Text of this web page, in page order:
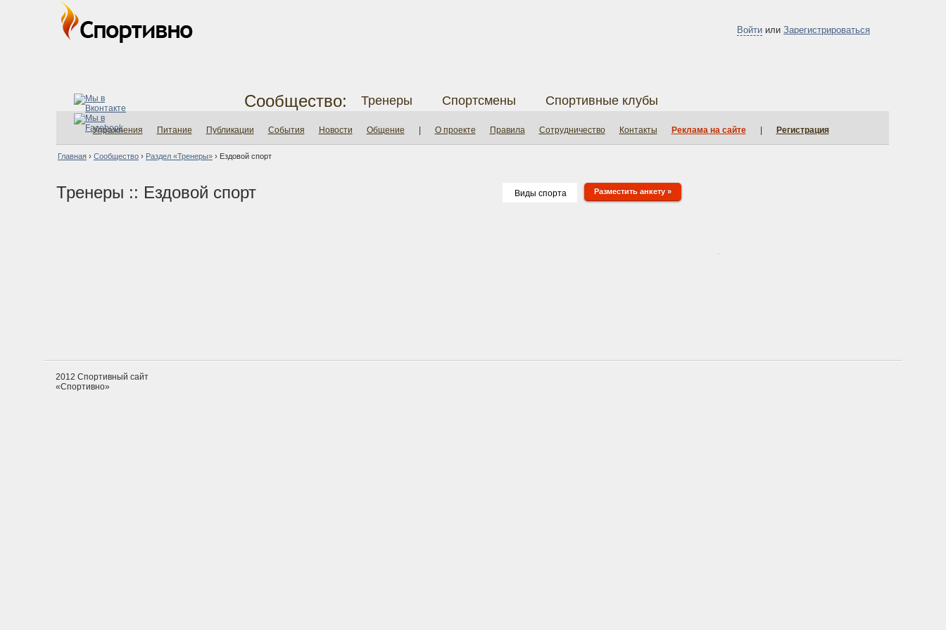
Войти или Зарегистрироваться
Сообщество: Тренеры Спортсмены Спортивные клубы
Упражнения Питание Публикации События Новости Общение О проекте Правила Сотрудничество Контакты Реклама на сайте Регистрация
Главная › Сообщество › Раздел «Тренеры» › Ездовой спорт
Разместить анкету »
Виды спорта
Тренеры :: Ездовой спорт
2012 Спортивный сайт
«Спортивно»